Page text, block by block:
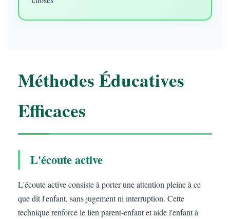
Méthodes Éducatives
Efficaces
L'écoute active
L'écoute active consiste à porter une attention pleine à ce
que dit l'enfant, sans jugement ni interruption. Cette
technique renforce le lien parent-enfant et aide l'enfant à